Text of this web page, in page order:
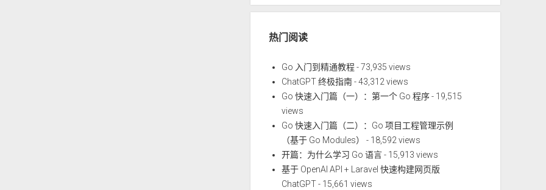
热门阅读
Go 入门到精通教程- 73,935 views
ChatGPT 终极指南- 43,312 views
Go 快速入门篇（一）：第一个 Go 程序- 19,515
views
Go 快速入门篇（二）：Go 项目工程管理示例
（基于 Go Modules）
- 18,592 views
开篇：为什么学习 Go 语言- 15,913 views
基于 OpenAI API + Laravel 快速构建网页版
ChatGPT- 15,661 views